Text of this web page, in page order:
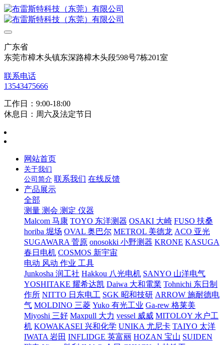
广东省
东莞市樟木头镇东深路樟木头段598号7栋201室
联系电话
13543475666
工作日：9:00-18:00
休息日：周六及法定节日
网站首页
关于我们
公司简介 联系我们 在线反馈
产品展示
全部
测量 测会 测定 仪器
Malcom 马康 TOYO 东洋测器 OSAKI 大崎 FUSO 扶桑
horiba 堀场 OVAL 奥巴尔 METROL 美德龙 ACO 亚光
SUGAWARA 菅原 onosokki 小野测器 KRONE KASUGA
春日电机 COSMOS 新宇宙
电动 风动 作业 工具
Junkosha 润工社 Hakkou 八光电机 SANYO 山洋电气
YOSHITAKE 耀希达凯 Daiwa 大和電業 Tohnichi 东日制
作所 NITTO 日东电工 SGK 昭和技研 ARROW 施耐德电
气 MOLDINO 三菱 Yuko 有光工业 Ga-rew 格莱美
Miyoshi 三好 Maxpull 大力 vessel 威威 MITOLOY 水户工
机 KOWAKASEI 兴和化学 UNIKA 尤尼卡 TAIYO 太洋
IWATA 岩田 INFLIDGE 英富丽 HOZAN 宝山 SUIDEN